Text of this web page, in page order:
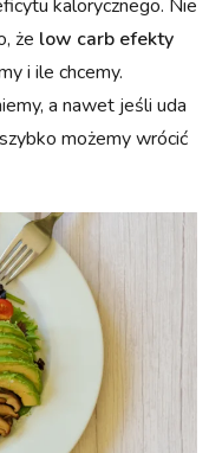
kalorycznego. Nie
że low carb efekty
i ile chcemy.
a nawet jeśli uda
możemy wrócić